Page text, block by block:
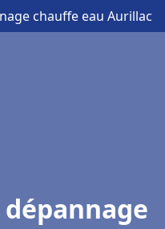
chauffe eau Aurillac